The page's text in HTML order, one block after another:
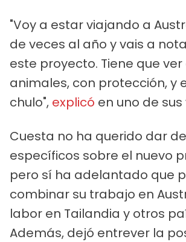
"Voy a estar viajando a
de veces al año y vais a
este proyecto. Tiene que ver
animales, con protección, y
chulo", explicó en uno de
Cuesta no ha querido dar
específicos sobre el nuevo
pero sí ha adelantado que
combinar su trabajo en
labor en Tailandia y otros
Además, dejó entrever la